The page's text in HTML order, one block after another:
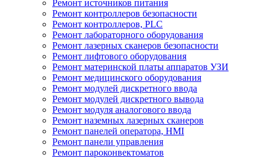
Ремонт источников питания
Ремонт контроллеров безопасности
Ремонт контроллеров, PLC
Ремонт лабораторного оборудования
Ремонт лазерных сканеров безопасности
Ремонт лифтового оборудования
Ремонт материнской платы аппаратов УЗИ
Ремонт медицинского оборудования
Ремонт модулей дискретного ввода
Ремонт модулей дискретного вывода
Ремонт модуля аналогового ввода
Ремонт наземных лазерных сканеров
Ремонт панелей оператора, HMI
Ремонт панели управления
Ремонт пароконвектоматов